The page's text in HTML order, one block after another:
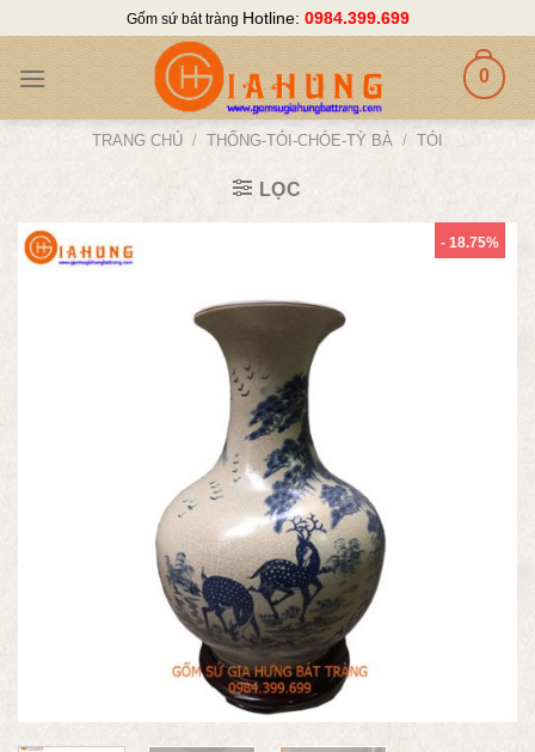
content
Gốm sứ bát tràng Hotline: 0984.399.699
0
TRANG CHỦ / THỐNG-TỎI-CHÓE-TỲ BÀ / TỎI
LỌC
- 18.75%